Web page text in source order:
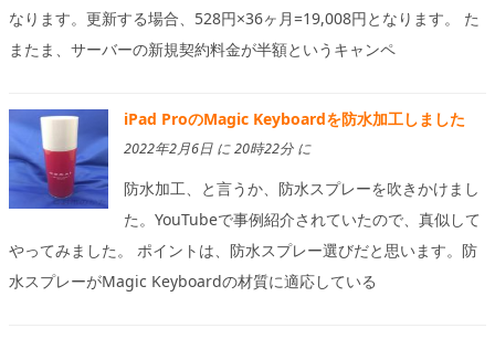
なります。更新する場合、528円×36ヶ月=19,008円となります。 た
またま、サーバーの新規契約料金が半額というキャンペ
iPad ProのMagic Keyboardを防水加工しました
2022年2月6日 に 20時22分 に
防水加工、と言うか、防水スプレーを吹きかけまし
た。YouTubeで事例紹介されていたので、真似して
やってみました。 ポイントは、防水スプレー選びだと思います。防
水スプレーがMagic Keyboardの材質に適応している